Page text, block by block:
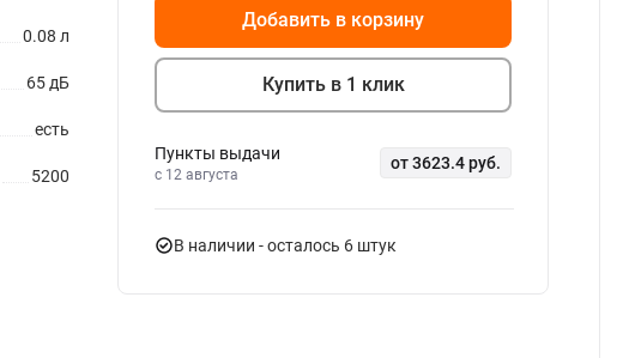
0.08 л
65 дБ
есть
5200
Добавить в корзину
Купить в 1 клик
Пункты выдачи
c 12 августа
от 3623.4 руб.
В наличии - осталось 6 штук